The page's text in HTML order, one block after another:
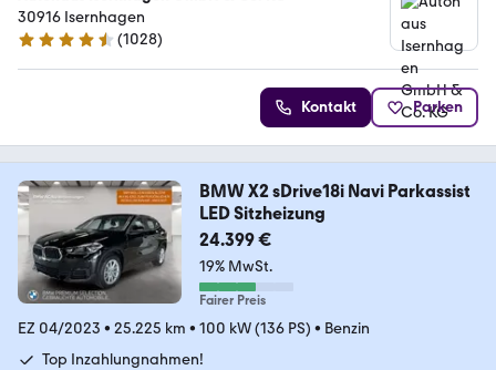
30916 Isernhagen
4.5 Sterne
(1028)
Kontakt Parken
BMW X2 sDrive18i Navi Parkassist
LED Sitzheizung
24.399 €
19% MwSt.
Fairer Preis
EZ 04/2023 • 25.225 km • 100 kW (136 PS) • Benzin
Top Inzahlungnahmen!